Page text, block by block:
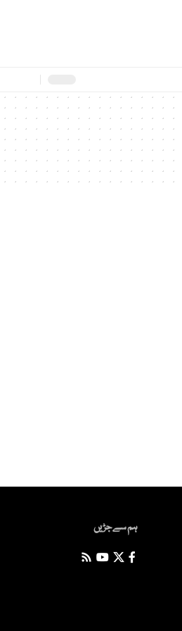
ہم سے جڑیں